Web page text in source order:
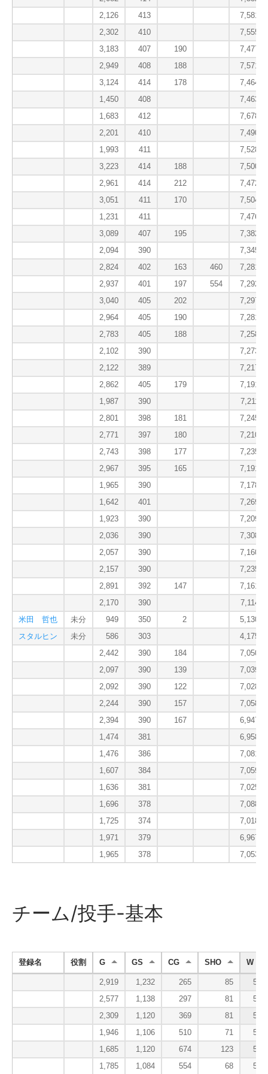
2,126
413
7,581.3
2,302
410
7,555.3
3,183
407 190
7,477.0
2,949
408 188
7,571.0
3,124
414 178
7,464.3
1,450
408
7,463.7
1,683
412
7,678.7
2,201
410
7,490.3
1,993
411
7,528.7
3,223
414 188
7,500.7
2,961
414 212
7,472.7
3,051
411 170
7,504.0
1,231
411
7,476.7
3,089
407 195
7,382.0
2,094
390
7,345.0
2,824
402 163 460
7,281.7
2,937
401 197 554
7,292.0
3,040
405 202
7,297.0
2,964
405 190
7,281.7
2,783
405 188
7,258.3
2,102
390
7,273.7
2,122
389
7,217.7
2,862
405 179
7,191.0
1,987
390
7,211.0
2,801
398 181
7,245.0
2,771
397 180
7,210.7
2,743
398 177
7,235.7
2,967
395 165
7,191.7
1,965
390
7,178.7
1,642
401
7,269.0
1,923
390
7,209.0
2,036
390
7,308.3
2,057
390
7,160.3
2,157
390
7,235.7
2,891
392 147
7,161.0
2,170
390
7,114.0
米田 哲也
未分 949 350 2
5,130.0
スタルヒン
未分 586 303
4,175.3
2,442
390 184
7,050.7
2,097
390 139
7,039.0
2,092
390 122
7,028.0
2,244
390 157
7,058.7
2,394
390 167
6,947.3
1,474
381
6,958.0
1,476
386
7,081.3
1,607
384
7,059.0
1,636
381
7,025.0
1,696
378
7,088.0
1,725
374
7,018.0
1,971
379
6,967.0
1,965
378 7,053.3
チーム/投手-基本
登録名 役割 G GS CG SHO W
2,919 1,232 265 85
599
2,577
1,138 297 81
560
2,309
1,120 369 81
548
1,946
1,106 510 71
541
1,685
1,120 674 123
538
1,785
1,084 554 68 535